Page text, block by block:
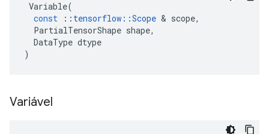
Variable(
const
:: tensorflow ::Scope & scope,
PartialTensorShape shape,
DataType dtype
)
Variável